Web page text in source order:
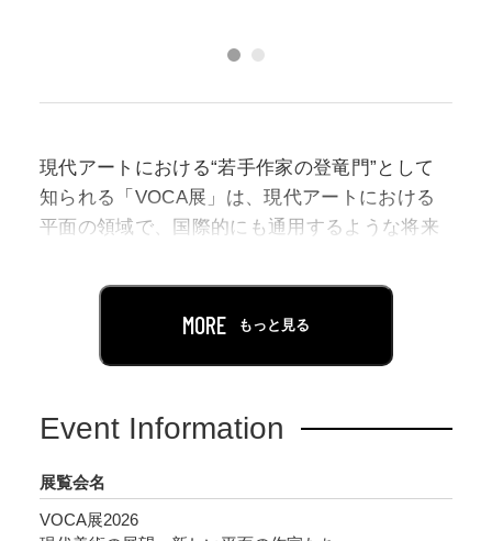
現代アートにおける“若手作家の登竜門”として
知られる「VOCA展」は、現代アートにおける
平面の領域で、国際的にも通用するような将来
毎年開催している美術展。
美術館学芸員、研究者などから推薦委員を選出
を推薦、推薦された作家全員に展覧会への出品
「VOCA展2026」に出品するのは、これからを
MORE もっと見る
Event Information
展覧会名
VOCA展2026